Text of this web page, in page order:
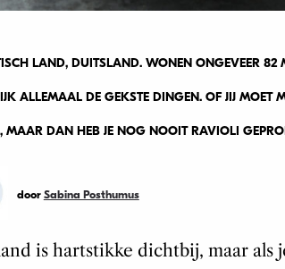
LAND, DUITSLAND. WONEN ONGEVEER 82
ALLEMAAL DE GEKSTE DINGEN. OF JIJ MOET
MAAR DAN HEB JE NOG NOOIT RAVIOLI
door Sabina Posthumus
is hartstikke dichtbij, maar als